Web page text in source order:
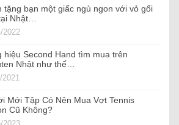
tặng bạn một giấc ngủ ngon với vỏ gối
Nhật…
2022
hiệu Second Hand tìm mua trên
Nhật như thế…
2021
Mới Tập Có Nên Mua Vợt Tennis
Cũ Không?